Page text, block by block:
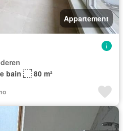
Appartement
bain 80 m²